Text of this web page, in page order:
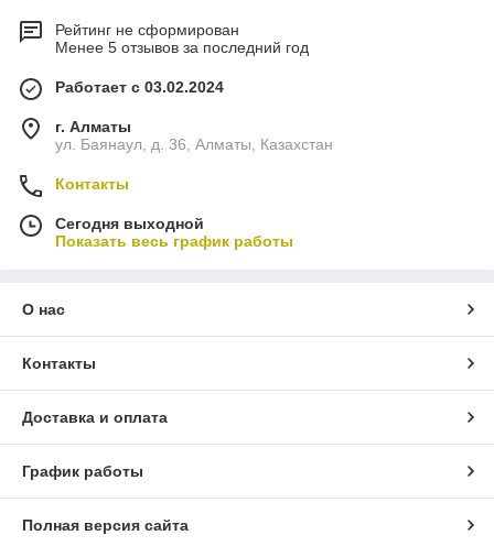
Рейтинг не сформирован
Менее 5 отзывов за последний год
Работает с 03.02.2024
г. Алматы
ул. Баянаул, д. 36, Алматы, Казахстан
Контакты
Сегодня выходной
Показать весь график работы
О нас
Контакты
Доставка и оплата
График работы
Полная версия сайта